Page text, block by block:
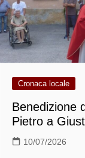
Cronaca locale
Benedizione
Pietro a
10/07/2026